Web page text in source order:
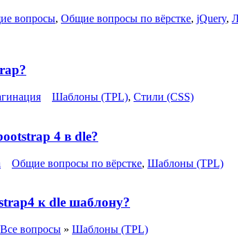
вопросы, Общие вопросы по вёрстке, jQuery,
Шаблоны (TPL), Стили (CSS)
4 в dle?
Общие вопросы по вёрстке, Шаблоны (TPL)
к dle шаблону?
Все вопросы » Шаблоны (TPL)